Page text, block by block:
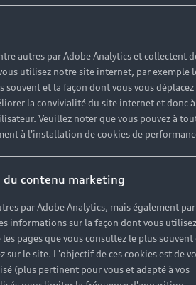
autres par Adobe Analytics et collectent
utilisez notre site internet, par exemple
souvent et la façon dont vous vous déplacez
la convivialité du site internet et donc à
Veuillez noter que vous pouvez à
à l'installation de cookies de
du contenu marketing
par Adobe Analytics, mais également par
informations sur la façon dont vous utilisez
pages que vous consultez le plus souvent
sur le site. L'objectif de ces cookies est de
(plus pertinent pour vous et adapté à vos